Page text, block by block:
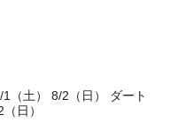
（土） 8/2（日） ダート
日）